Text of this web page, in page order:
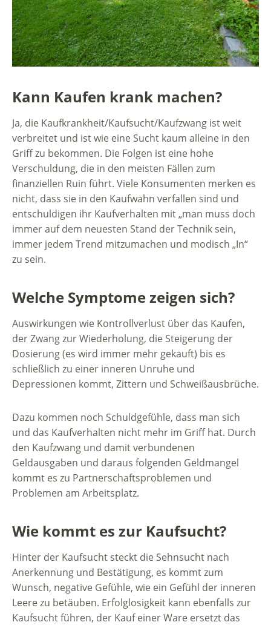
Kann Kaufen krank machen?
Ja, die Kaufkrankheit/Kaufsucht/Kaufzwang ist weit
verbreitet und ist wie eine Sucht kaum alleine in den
Griff zu bekommen. Die Folgen ist eine hohe
Verschuldung, die in den meisten Fällen zum
finanziellen Ruin führt. Viele Konsumenten merken es
nicht, dass sie in den Kaufwahn verfallen sind und
entschuldigen ihr Kaufverhalten mit „man muss doch
immer auf dem neuesten Stand der Technik sein,
immer jedem Trend mitzumachen und modisch „In“
zu sein.
Welche Symptome zeigen sich?
Auswirkungen wie Kontrollverlust über das Kaufen,
der Zwang zur Wiederholung, die Steigerung der
Dosierung (es wird immer mehr gekauft) bis es
schließlich zu einer inneren Unruhe und
Depressionen kommt, Zittern und Schweißausbrüche.
Dazu kommen noch Schuldgefühle, dass man sich
und das Kaufverhalten nicht mehr im Griff hat. Durch
den Kaufzwang und damit verbundenen
Geldausgaben und daraus folgenden Geldmangel
kommt es zu Partnerschaftsproblemen und
Problemen am Arbeitsplatz.
Wie kommt es zur Kaufsucht?
Hinter der Kaufsucht steckt die Sehnsucht nach
Anerkennung und Bestätigung, es kommt zum
Wunsch, negative Gefühle, wie ein Gefühl der inneren
Leere zu betäuben. Erfolglosigkeit kann ebenfalls zur
Kaufsucht führen, der Kauf einer Ware ersetzt das